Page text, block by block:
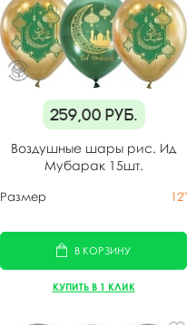
259,00 руб.
Воздушные шары рис. Ид
Мубарак 15шт.
Размер 12"
В КОРЗИНУ
КУПИТЬ В 1 КЛИК